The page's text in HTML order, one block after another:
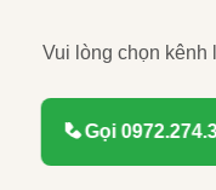
Vui lòng chọn
Gọi